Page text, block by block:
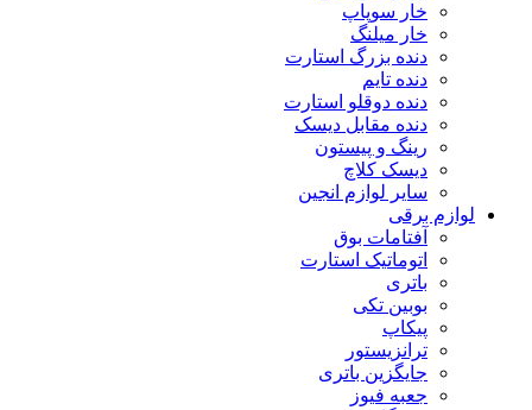
خار سوپاپ
خار میلنگ
دنده بزرگ استارت
دنده تایم
دنده دوقلو استارت
دنده مقابل دیسک
رینگ و پیستون
دیسک کلاچ
سایر لوازم انجین
لوازم برقی
آفتامات بوق
اتوماتیک استارت
باتری
بوبین تکی
پیکاپ
ترانزیستور
جایگزین باتری
جعبه فیوز